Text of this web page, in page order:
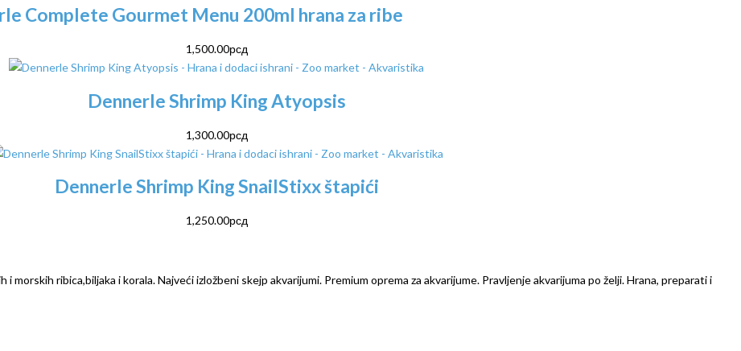
Complete Gourmet Menu 200ml hrana za ribe
1,500.00рсд
Dennerle Shrimp King Atyopsis
1,300.00рсд
Dennerle Shrimp King SnailStixx štapići
1,250.00рсд
ribica,biljaka i korala. Najveći izložbeni skejp akvarijumi. Premium oprema za akvarijume. Pravljenje akvarijuma po želji. Hrana, preparati i